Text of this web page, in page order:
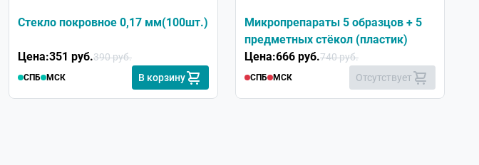
Стекло покровное 0,17 мм(100шт.)
Цена:351 руб.390 руб.
СПБ МСК В корзину
Микропрепараты 5 образцов + 5
предметных стёкол (пластик)
Цена:666 руб.740 руб.
СПБ МСК Отсутствует